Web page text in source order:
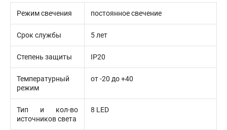
Режим свечения постоянное свечение
Срок службы 5 лет
Степень защиты IP20
Температурный
режим
от -20 до +40
Тип и кол-во
источников света
8 LED